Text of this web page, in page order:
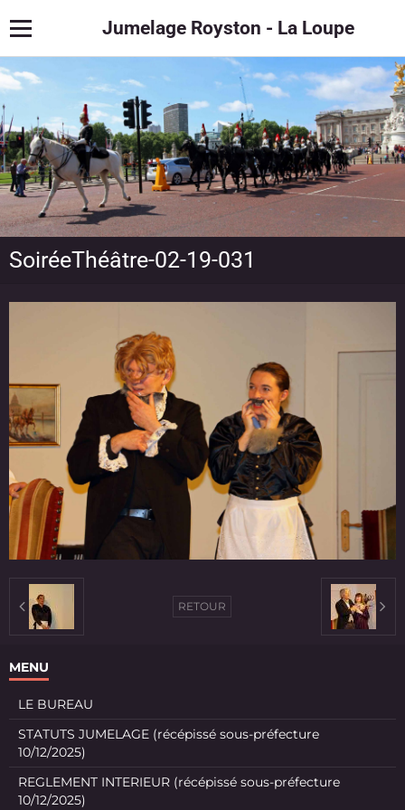
Jumelage Royston - La Loupe
SoiréeThéâtre-02-19-031
RETOUR
MENU
LE BUREAU
STATUTS JUMELAGE (récépissé sous-préfecture
10/12/2025)
REGLEMENT INTERIEUR (récépissé sous-préfecture
10/12/2025)